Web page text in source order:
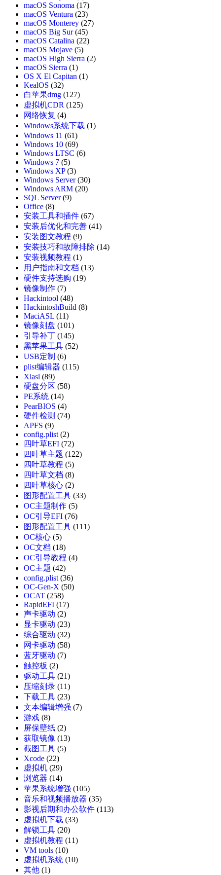
macOS Sonoma (17)
macOS Ventura (23)
macOS Monterey (27)
macOS Big Sur(45)
macOS Catalina (22)
macOS Mojave (5)
macOS High Sierra (2)
macOS Sierra (1)
OS X El Capitan (1)
KealOS (32)
白苹果dmg (127)
虚拟机CDR (125)
网络恢复 (4)
Windows系统下载 (1)
Windows 11 (61)
Windows 10 (69)
Windows LTSC (6)
Windows 7 (5)
Windows XP(3)
Windows Server(30)
Windows ARM (20)
SQL Server(9)
Office (8)
安装工具和插件 (67)
安装后优化和完善 (41)
安装图文教程 (9)
安装技巧和故障排除 (14)
安装视频教程 (1)
用户指南和文档 (13)
硬件支持选购 (19)
镜像制作 (7)
Hackintool (48)
HackintoshBuild (8)
MaciASL (11)
镜像刻盘 (101)
引导补丁 (145)
黑苹果工具 (52)
USB定制 (6)
plist编辑器 (115)
Xiasl (89)
硬盘分区 (58)
PE系统 (14)
PearBIOS (4)
硬件检测 (74)
APFS (9)
config.plist(2)
四叶草EFI (72)
四叶草主题 (122)
四叶草教程 (5)
四叶草文档 (8)
四叶草核心 (2)
图形配置工具 (33)
OC主题制作 (5)
OC引导EFI (76)
图形配置工具 (111)
OC核心 (5)
OC文档 (18)
OC引导教程 (4)
OC主题 (42)
config.plist(36)
OC-Gen-X (50)
OCAT (258)
RapidEFI (17)
声卡驱动 (2)
显卡驱动 (23)
综合驱动 (32)
网卡驱动 (58)
蓝牙驱动 (7)
触控板 (2)
驱动工具 (21)
压缩刻录 (11)
下载工具 (23)
文本编辑增强 (7)
游戏 (8)
屏保壁纸 (2)
获取镜像 (13)
截图工具 (5)
Xcode (22)
虚拟机 (29)
浏览器 (14)
苹果系统增强 (105)
音乐和视频播放器 (35)
影视后期和办公软件 (113)
虚拟机下载 (33)
解锁工具 (20)
虚拟机教程 (11)
VM tools (10)
虚拟机系统 (10)
其他 (1)